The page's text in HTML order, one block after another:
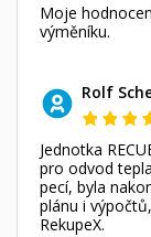
Moje
výměníku.
Rolf
Jednotka
pro odvod
pecí, byla
plánu i
RekupeX.